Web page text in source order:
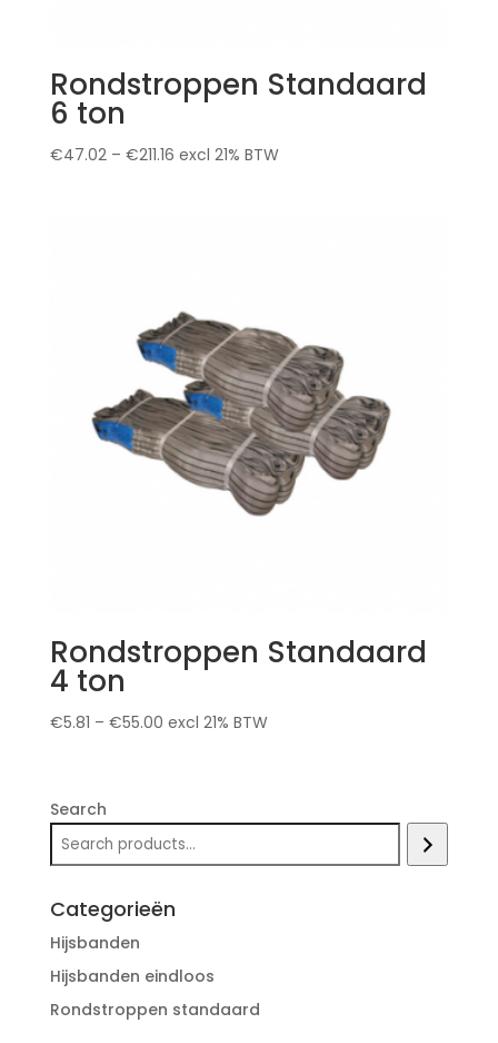
Rondstroppen Standaard
6 ton
€47.02– €211.16 excl 21% BTW
Rondstroppen Standaard
4 ton
€5.81 – €55.00 excl 21% BTW
Search
Categorieën
Hijsbanden
Hijsbanden eindloos
Rondstroppen standaard